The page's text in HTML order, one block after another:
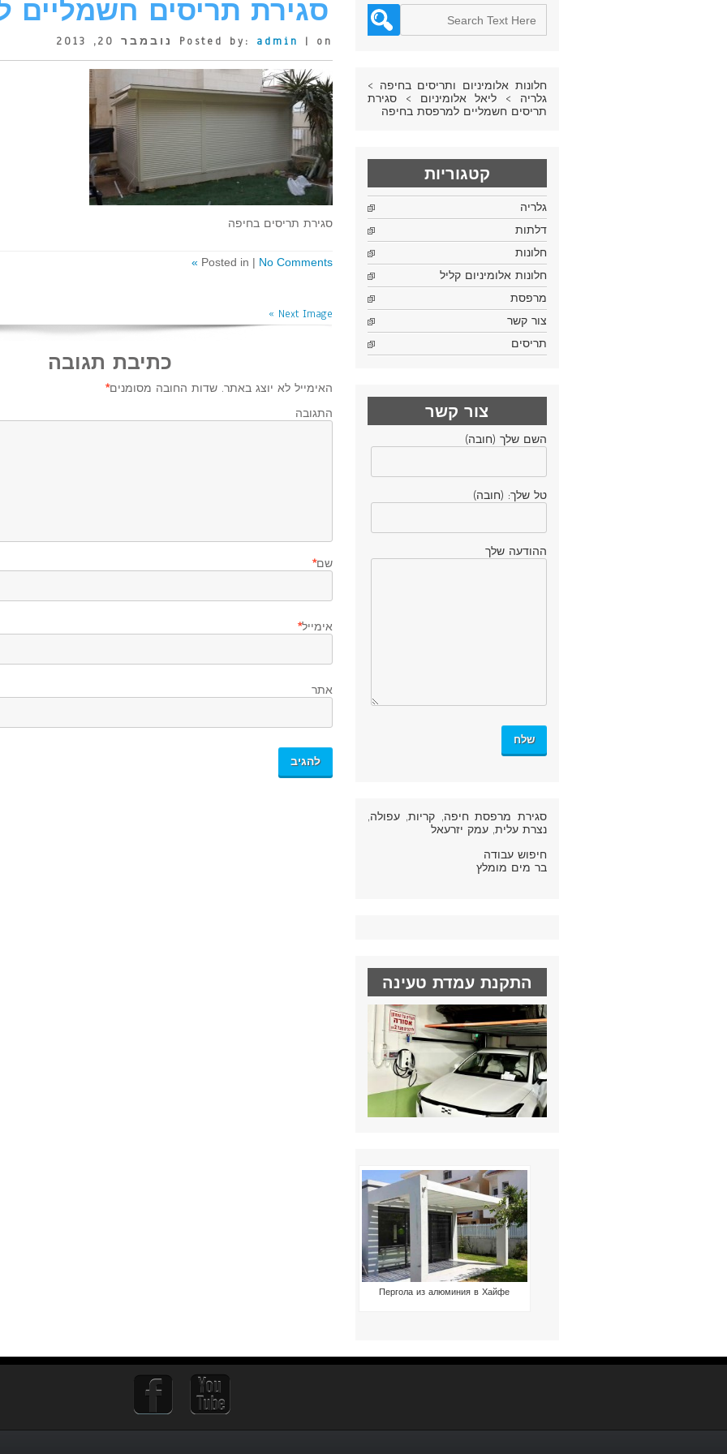
סגירת תריסים
Posted by: admin | on נובמבר 20, 2013
סגירת תריסים בחיפה
Posted in | No Comments »
Next Image »
כתיבת תגובה
האימייל לא יוצג באתר. שדות החובה מסומנים*
התגובה
שם*
אימייל*
אתר
חלונות אלומיניום ותריסים בחיפה >
גלריה > ליאל אלומיניום >סגירת
תריסים חשמליים למרפסת בחיפה
קטגוריות
גלריה
דלתות
חלונות
חלונות אלומיניום קליל
מרפסת
צור קשר
תריסים
צור קשר
השם שלך (חובה)
טל שלך: (חובה)
ההודעה שלך
סגירת מרפסת חיפה, קריות, עפולה,
נצרת עלית, עמק יזרעאל
חיפוש עבודה
בר מים מומלץ
התקנת עמדת טעינה
Пергола из алюминия в Хайфе